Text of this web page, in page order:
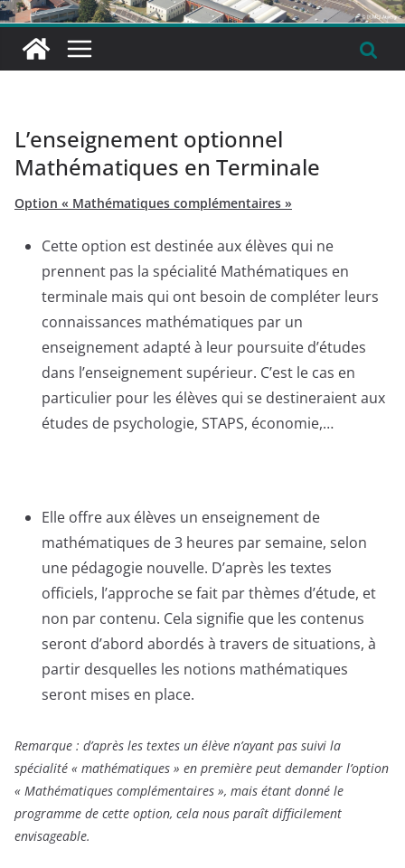
L’enseignement optionnel
Mathématiques en Terminale
Option « Mathématiques complémentaires »
Cette option est destinée aux élèves qui ne
prennent pas la spécialité Mathématiques en
terminale mais qui ont besoin de compléter leurs
connaissances mathématiques par un
enseignement adapté à leur poursuite d’études
dans l’enseignement supérieur. C’est le cas en
particulier pour les élèves qui se destineraient aux
études de psychologie, STAPS, économie,…
Elle offre aux élèves un enseignement de
mathématiques de 3 heures par semaine, selon
une pédagogie nouvelle. D’après les textes
officiels, l’approche se fait par thèmes d’étude, et
non par contenu. Cela signifie que les contenus
seront d’abord abordés à travers de situations, à
partir desquelles les notions mathématiques
seront mises en place.
Remarque : d’après les textes un élève n’ayant pas suivi la
spécialité « mathématiques » en première peut demander l’option
« Mathématiques complémentaires », mais étant donné le
programme de cette option, cela nous paraît difficilement
envisageable.